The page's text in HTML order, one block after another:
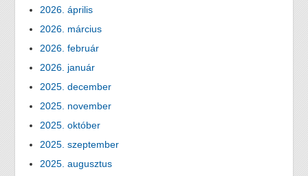
2026. április
2026. március
2026. február
2026. január
2025. december
2025. november
2025. október
2025. szeptember
2025. augusztus